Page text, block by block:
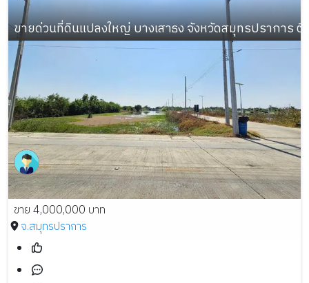
ขายด่วนที่ดินแปลงใหญ่ บางเสาธง จังหวัดสมุทรปราการ
ขาย 4,000,000 บาท
จ.สมุทรปราการ